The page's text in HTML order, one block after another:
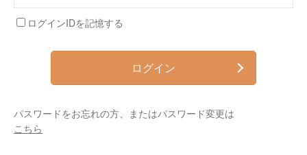
ログインIDを記憶する
ログイン
パスワードをお忘れの方、またはパスワード変更は
こちら